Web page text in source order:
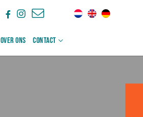
Over ons Contact